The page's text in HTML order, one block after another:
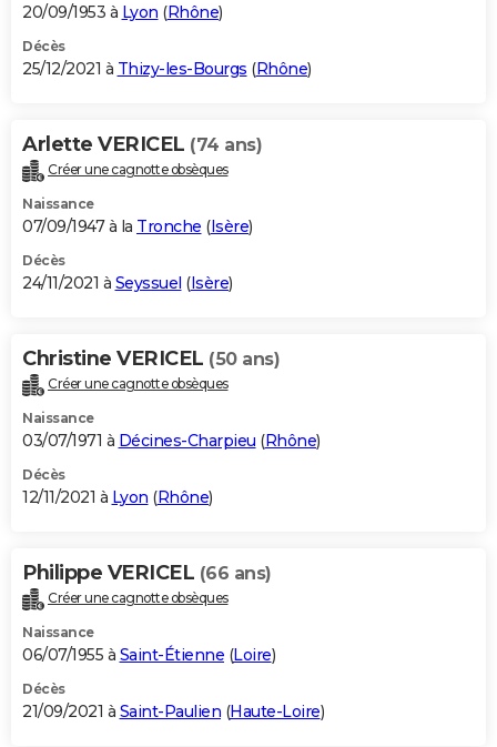
20/09/1953 à Lyon (Rhône)
Décès
25/12/2021 à Thizy-les-Bourgs (Rhône)
Arlette VERICEL (74 ans)
Créer une cagnotte obsèques
Naissance
07/09/1947 à la Tronche (Isère)
Décès
24/11/2021 à Seyssuel (Isère)
Christine VERICEL (50 ans)
Créer une cagnotte obsèques
Naissance
03/07/1971 à Décines-Charpieu (Rhône)
Décès
12/11/2021 à Lyon (Rhône)
Philippe VERICEL (66 ans)
Créer une cagnotte obsèques
Naissance
06/07/1955 à Saint-Étienne (Loire)
Décès
21/09/2021 à Saint-Paulien (Haute-Loire)